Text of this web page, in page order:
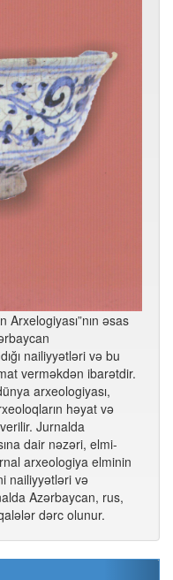
əsas
nailiyyətləri və bu
verməkdən ibarətdir.
arxeologiyası,
həyat və
Jurnalda
dair nəzəri, elmi-
arxeologiya elminin
nailiyyətləri və
Azərbaycan, rus,
dərc olunur.